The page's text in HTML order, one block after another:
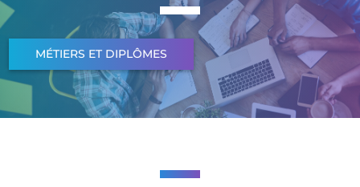
MÉTIERS ET DIPLÔMES